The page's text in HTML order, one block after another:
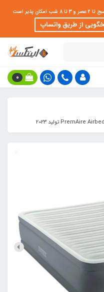
از طریق واتساپ
0